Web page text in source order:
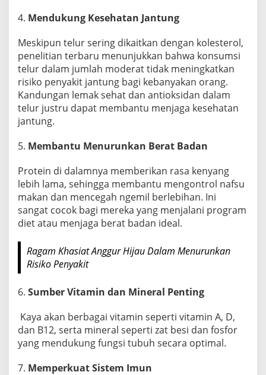
4. Mendukung Kesehatan Jantung
Meskipun telur sering dikaitkan dengan kolesterol,
penelitian terbaru menunjukkan bahwa konsumsi
telur dalam jumlah moderat tidak meningkatkan
risiko penyakit jantung bagi kebanyakan orang.
Kandungan lemak sehat dan antioksidan dalam
telur justru dapat membantu menjaga kesehatan
jantung.
5. Membantu Menurunkan Berat Badan
Protein di dalamnya memberikan rasa kenyang
lebih lama, sehingga membantu mengontrol nafsu
makan dan mencegah ngemil berlebihan. Ini
sangat cocok bagi mereka yang menjalani program
diet atau menjaga berat badan ideal.
Ragam Khasiat Anggur Hijau Dalam Menurunkan
Risiko Penyakit
6. Sumber Vitamin dan Mineral Penting
Kaya akan berbagai vitamin seperti vitamin A, D,
dan B12, serta mineral seperti zat besi dan fosfor
yang mendukung fungsi tubuh secara optimal.
7. Memperkuat Sistem Imun